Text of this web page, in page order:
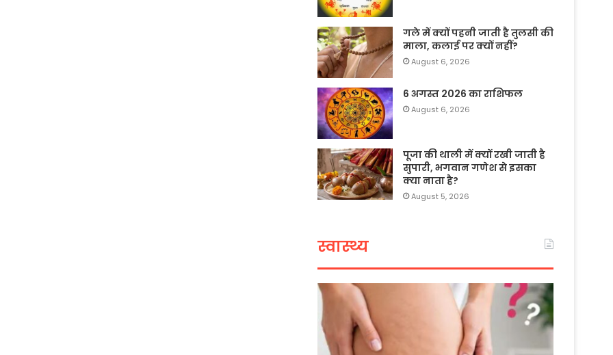
गले में क्यों पहनी जाती है तुलसी की
माला, कलाई पर क्यों नहीं?
August 6, 2026
6 अगस्त 2026 का राशिफल
August 6, 2026
पूजा की थाली में क्यों रखी जाती है
सुपारी, भगवान गणेश से इसका
क्या नाता है?
August 5, 2026
स्वास्थ्य